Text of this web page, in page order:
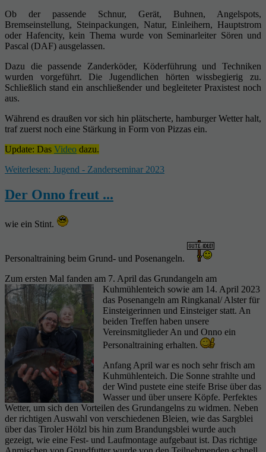
Ob der passende Schnur, Gerät, Buhnen, Angelspots,
Bremseinstellung, Steinpackungen, Natur, Einleihern, Hauptstrom
oder Hafencity, kein Thema wurde von Seminarleiter Sören und
Pascal (DAF) ausgelassen.
Dazu die passende Zanderköder, Köderführung und Techniken
wurden vorgeführt. Die Jugendlichen hörten wissbegierig zu.
Schließlich stand ein anschließender und begleiteter Praxistest noch
aus.
Während es draußen vor sich hin plätscherte, hamburger Wetter halt,
traf zuerst noch eine Stärkung in Form von Pizzas ein.
Update: Das Video dazu.
Weiterlesen: Jugend - Zanderseminar 2023
Der Onno freut ...
wie ein Stint.
Personaltraining beim Grund- und Posenangeln.
Zum ersten Mal fanden am 7. April das Grundangeln am
Kuhmühlenteich sowie am 14. April 2023
das Posenangeln am Ringkanal/ Alster für
Einsteigerinnen und Einsteiger statt. An
beiden Treffen haben unsere
Vereinsmitglieder An und Onno ein
Personaltraining erhalten.
Anfang April war es noch sehr frisch am
Kuhmühlenteich. Die Sonne strahlte und
der Wind pustete eine steife Brise über das
Wasser und über unsere Köpfe. Perfektes
Wetter, um sich den Vorteilen des Grundangelns zu widmen. Neben
der richtigen Auswahl von verschiedenen Bleien, wie das Sargblei
über das Tiroler Hölzl bis hin zum Brandungsblei wurde auch
gezeigt, wie eine Fest- und Laufmontage aufgebaut ist. Das richtige